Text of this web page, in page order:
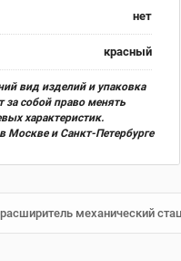
нет
красный
вид изделий и упаковка
за собой право менять
характеристик.
Москве и Санкт-Петербурге
механический